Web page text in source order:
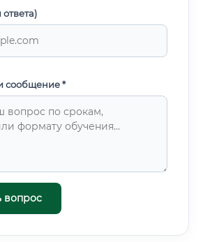
сообщение *
вопрос